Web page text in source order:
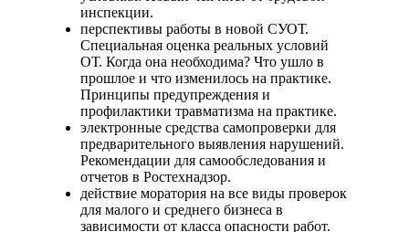
инспекции.
перспективы работы в новой СУОТ.
Специальная оценка реальных условий
ОТ. Когда она необходима? Что ушло в
прошлое и что изменилось на практике.
Принципы предупреждения и
профилактики травматизма на практике.
электронные средства самопроверки для
предварительного выявления нарушений.
Рекомендации для самообследования и
отчетов в Ростехнадзор.
действие моратория на все виды проверок
для малого и среднего бизнеса в
зависимости от класса опасности работ.